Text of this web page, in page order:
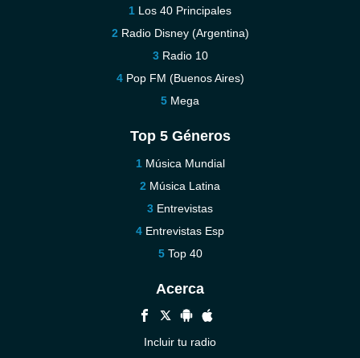
Los 40 Principales
Radio Disney (Argentina)
Radio 10
Pop FM (Buenos Aires)
Mega
Top 5 Géneros
Música Mundial
Música Latina
Entrevistas
Entrevistas Esp
Top 40
Acerca
Incluir tu radio